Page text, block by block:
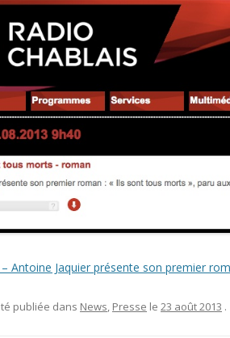
– Antoine Jaquier présente son premier
publiée dans News, Presse le 23 août 2013 .